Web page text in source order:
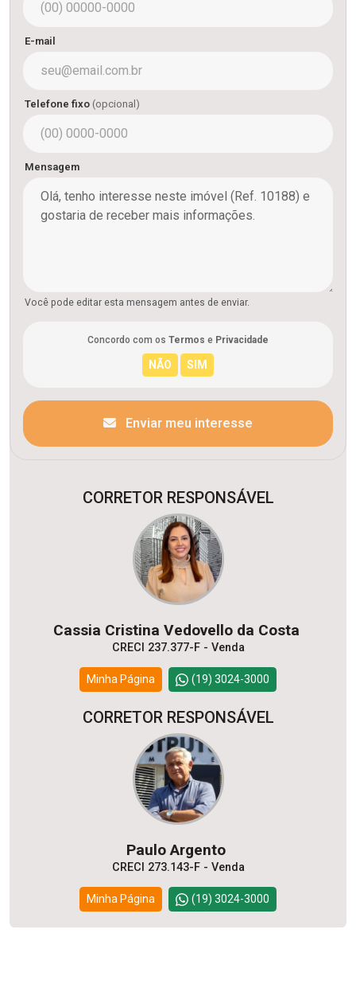
E-mail
Telefone fixo (opcional)
Mensagem
Você pode editar esta mensagem antes de enviar.
Concordo com os Termos e Privacidade
Enviar meu interesse
CORRETOR RESPONSÁVEL
Cassia Cristina Vedovello da Costa
CRECI 237.377-F - Venda
Minha Página (19) 3024-3000
CORRETOR RESPONSÁVEL
Paulo Argento
CRECI 273.143-F - Venda
Minha Página (19) 3024-3000